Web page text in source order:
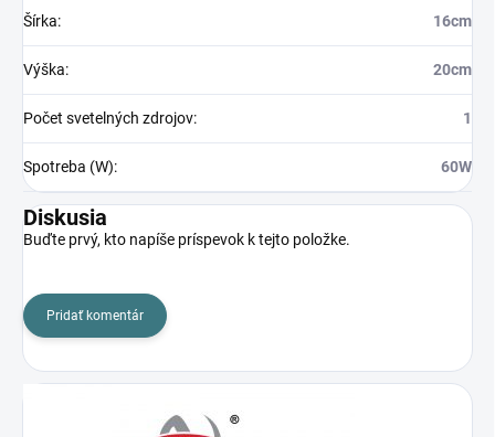
Šírka: 16cm
Výška: 20cm
Počet svetelných zdrojov: 1
Spotreba (W): 60W
Diskusia
Buďte prvý, kto napíše príspevok k tejto položke.
Pridať komentár